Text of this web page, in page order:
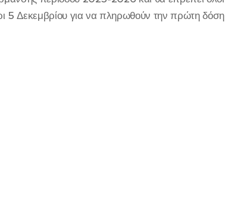
5 Δεκεμβρίου για να πληρωθούν την πρώτη δόση